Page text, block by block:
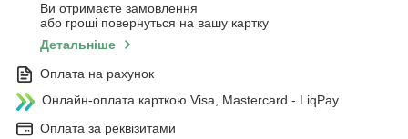
Ви отримаєте замовлення
або гроші повернуться на вашу картку
Детальніше
Оплата на рахунок
Онлайн-оплата карткою Visa, Mastercard - LiqPay
Оплата за реквізитами